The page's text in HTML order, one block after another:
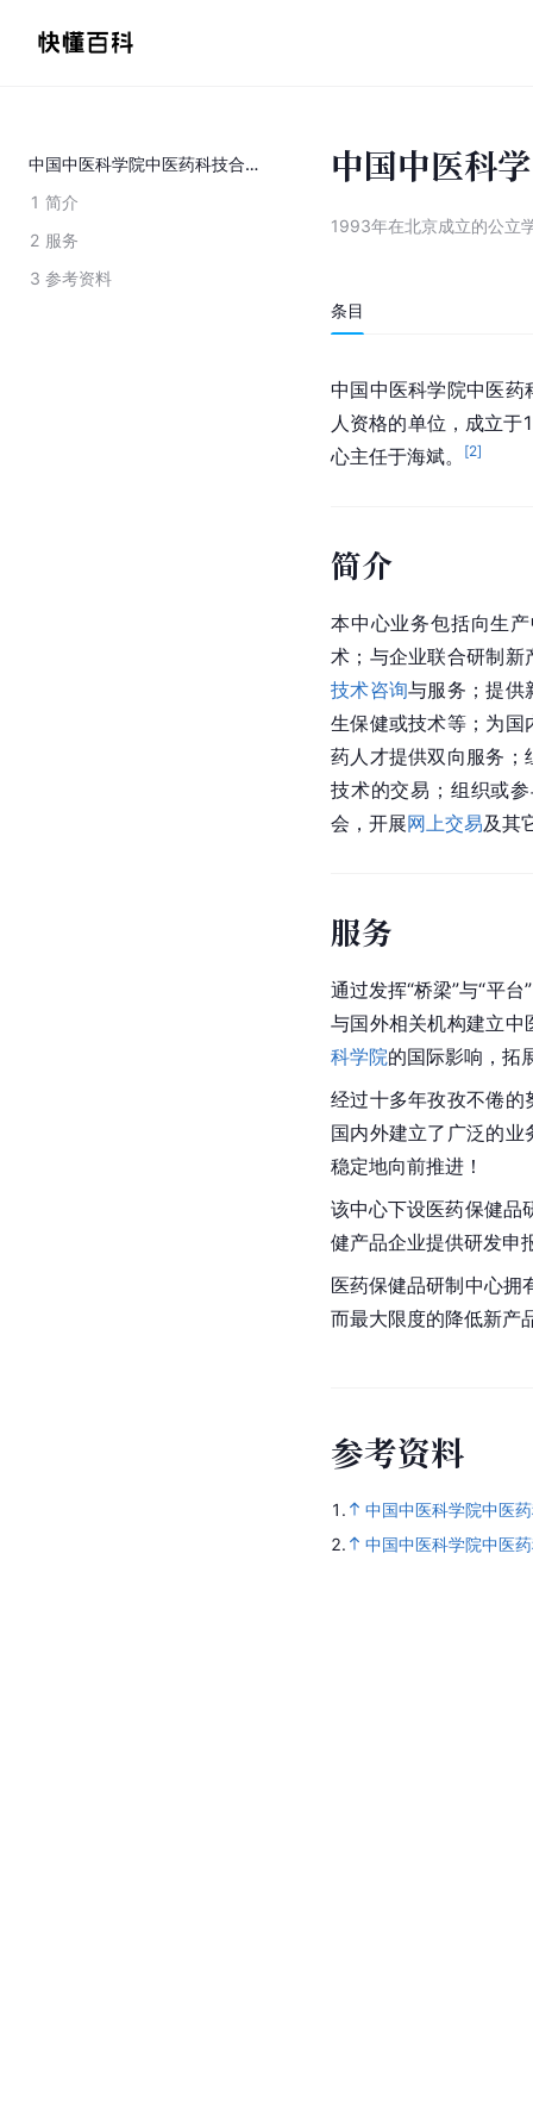
中国中医科学院中医药科技合作中心
1 简介
2 服务
3 参考资料
中国中医科
1993年在北京成立的公立
条目
中国中医科学院中医药
人资格的单位，成立于
心主任于海斌。 [2]
简介
本中心业务包括向生
术；与企业联合研制新
技术咨询与服务；提供
生保健或技术等；为
药人才提供双向服务；
技术的交易；组织或
会，开展网上交易及其
服务
通过发挥“桥梁”与“平
与国外相关机构建立
科学院的国际影响，拓
经过十多年孜孜不倦的
国内外建立了广泛的
稳定地向前推进！
该中心下设医药保健品
健产品企业提供研发申
医药保健品研制中心拥
而最大限度的降低新产
参考资料
1.
中国中医科学院中医
2.
中国中医科学院中医